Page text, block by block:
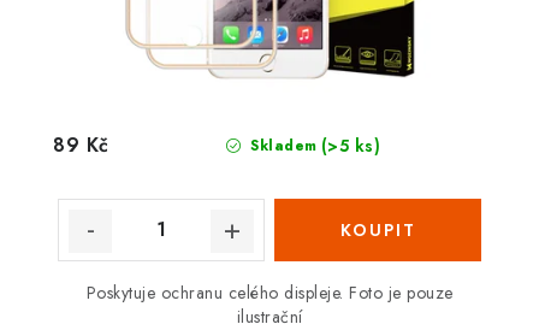
Skladem (>5 ks)
89 Kč
Poskytuje ochranu celého displeje. Foto je pouze
ilustrační